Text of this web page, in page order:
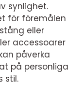
synlighet.
för föremålen
eller
accessoarer
påverka
på personliga
stil.